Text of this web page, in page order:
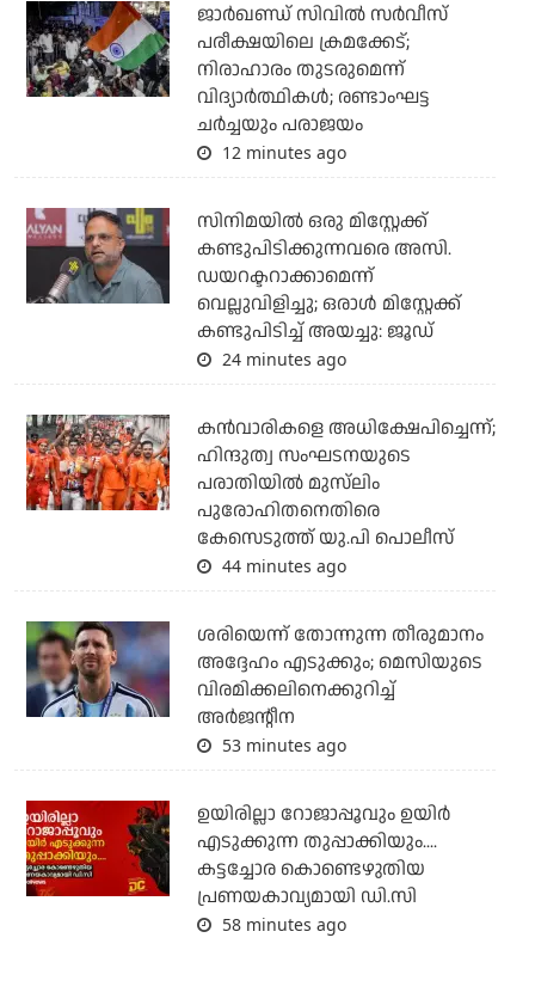
ജാര്‍ഖണ്ഡ് സിവില്‍ സര്‍വീസ്
പരീക്ഷയിലെ ക്രമക്കേട്;
നിരാഹാരം തുടരുമെന്ന്
വിദ്യാര്‍ത്ഥികള്‍; രണ്ടാംഘട്ട
ചര്‍ച്ചയും പരാജയം
12 minutes ago
സിനിമയില്‍ ഒരു മിസ്റ്റേക്ക്
കണ്ടുപിടിക്കുന്നവരെ അസി.
ഡയറക്ടറാക്കാമെന്ന്
വെല്ലുവിളിച്ചു; ഒരാള്‍ മിസ്റ്റേക്ക്
കണ്ടുപിടിച്ച് അയച്ചു: ജൂഡ്
24 minutes ago
കന്‍വാരികളെ അധിക്ഷേപിച്ചെന്ന്;
ഹിന്ദുത്വ സംഘടനയുടെ
പരാതിയില്‍ മുസ്‌ലിം
പുരോഹിതനെതിരെ
കേസെടുത്ത് യു.പി പൊലീസ്
44 minutes ago
ശരിയെന്ന് തോന്നുന്ന തീരുമാനം
അദ്ദേഹം എടുക്കും; മെസിയുടെ
വിരമിക്കലിനെക്കുറിച്ച്
അര്‍ജന്റീന
53 minutes ago
ഉയിരില്ലാ റോജാപ്പൂവും ഉയിര്‍
എടുക്കുന്ന തുപ്പാക്കിയും....
കട്ടച്ചോര കൊണ്ടെഴുതിയ
പ്രണയകാവ്യമായി ഡി.സി
58 minutes ago